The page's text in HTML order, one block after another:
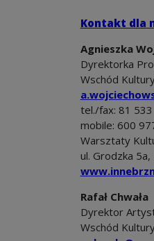
Kontakt dla
Agnieszka
Dyrektorka
Wschód
tel./fax: 81
mobile: 600
Warsztaty
ul. Grodzka
Rafał Chwała
Dyrektor
Wschód